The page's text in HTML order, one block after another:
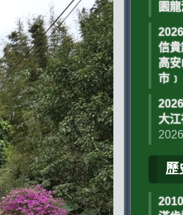
園龍
信貴
高
市﹞
大江
歷